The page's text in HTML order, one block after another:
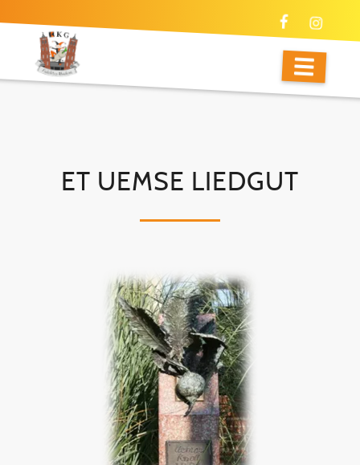
ET UEMSE LIEDGUT